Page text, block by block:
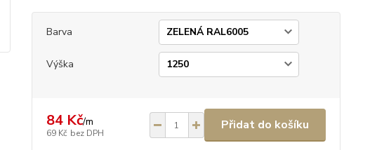
Barva
Výška
84 Kč/m
69 Kč bez DPH
Přidat do košíku